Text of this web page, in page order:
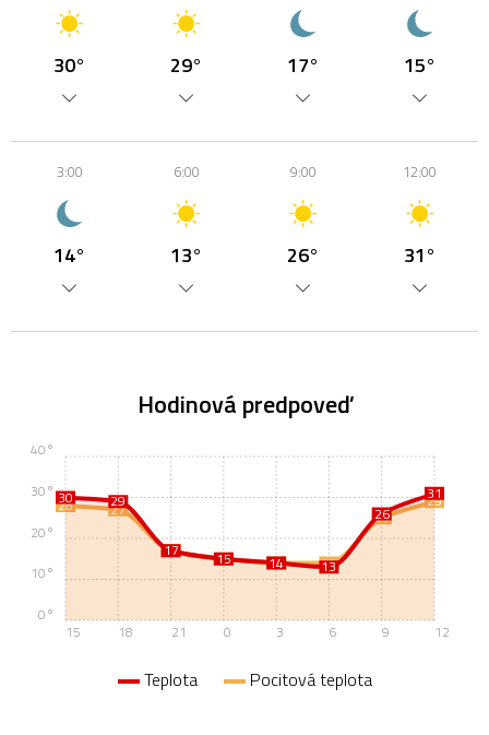
30° 29° 17° 15°
3:00
14°
6:00
13°
9:00
26°
12:00
31°
Hodinová predpoveď
28
27
17
15 14 14
25
29
30 29
17 15 14 13
26
31
15 18 21 0 3 6 9 12
0°
10°
20°
30°
40°
Teplota Pocitová teplota